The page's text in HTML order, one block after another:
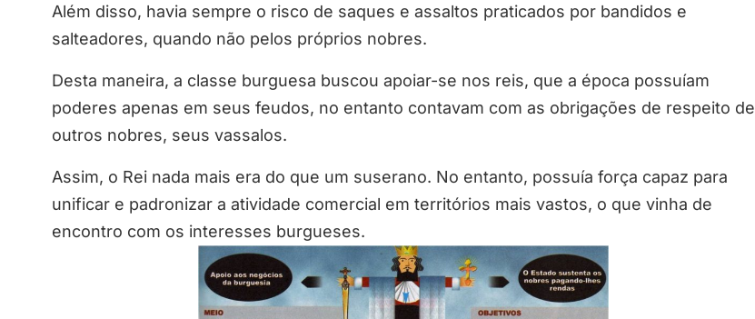
Além disso, havia sempre o risco de saques e assaltos praticados por bandidos e
salteadores, quando não pelos próprios nobres.
Desta maneira, a classe burguesa buscou apoiar-se nos reis, que a época possuíam
poderes apenas em seus feudos, no entanto contavam com as obrigações de respeito de
outros nobres, seus vassalos.
Assim, o Rei nada mais era do que um suserano. No entanto, possuía força capaz para
unificar e padronizar a atividade comercial em territórios mais vastos, o que vinha de
encontro com os interesses burgueses.